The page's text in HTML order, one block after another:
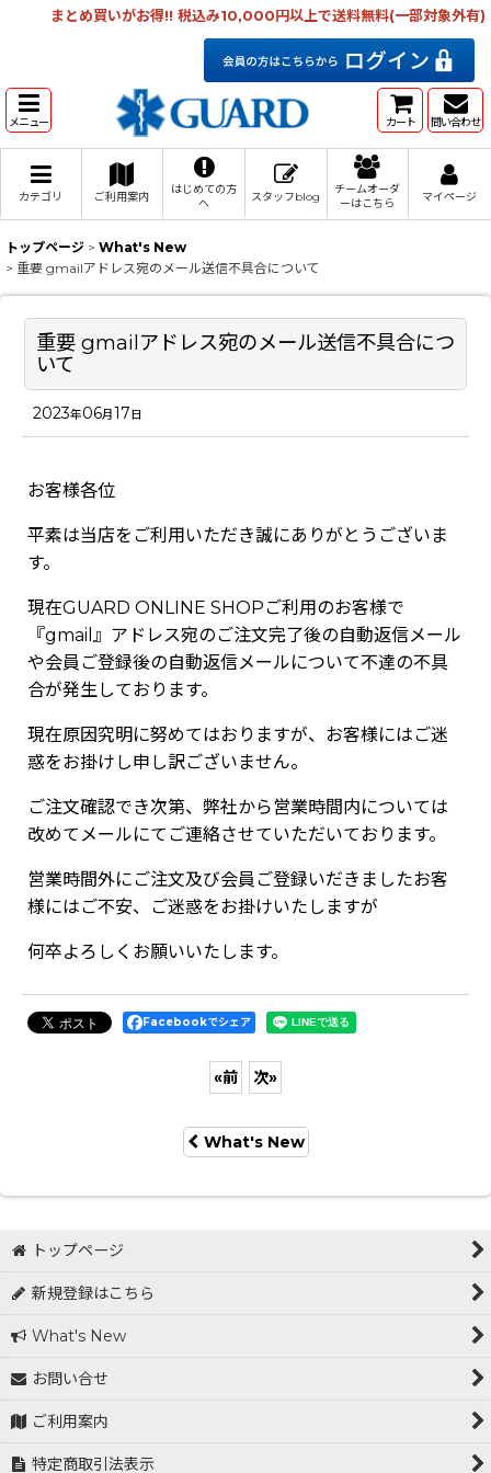
まとめ買いがお得!! 税込み10,000円以上で送料無料(一部対象外有)
メニュー カート 問い合わせ
カテゴリ ご利用案内
はじめての方
へ
スタッフblog
チームオーダ
ーはこちら
マイページ
トップページ > What's New
> 重要 gmailアドレス宛のメール送信不具合について
重要 gmailアドレス宛のメール送信不具合につ
いて
2023年06月 17 日
お客様各位
平素は当店をご利用いただき誠にありがとうございま
す。
現在GUARD ONLINE SHOPご利用のお客様で
『gmail』アドレス宛のご注文完了後の自動返信メール
や会員ご登録後の自動返信メールについて不達の不具
合が発生しております。
現在原因究明に努めてはおりますが、お客様にはご迷
惑をお掛けし申し訳ございません。
ご注文確認でき次第、弊社から営業時間内については
改めてメールにてご連絡させていただいております。
営業時間外にご注文及び会員ご登録いだきましたお客
様にはご不安、ご迷惑をお掛けいたしますが
何卒よろしくお願いいたします。
Facebookでシェア
«前 次»
What's New
トップページ
新規登録はこちら
What's New
お問い合せ
ご利用案内
特定商取引法表示